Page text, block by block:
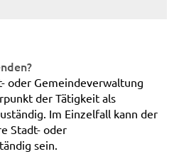
oder Gemeindeverwaltung
der Tätigkeit als
Im Einzelfall kann der
Stadt- oder
sein.